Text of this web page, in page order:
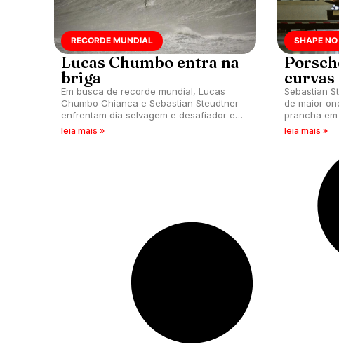
RECORDE MUNDIAL
Lucas Chumbo entra na
briga
Em busca de recorde mundial, Lucas
Chumbo Chianca e Sebastian Steudtner
enfrentam dia selvagem e desafiador em
Nazaré, Portugal.
leia mais »
SHAPE
curvas
Sebastian
de maior
prancha
Porsche.
leia mais »